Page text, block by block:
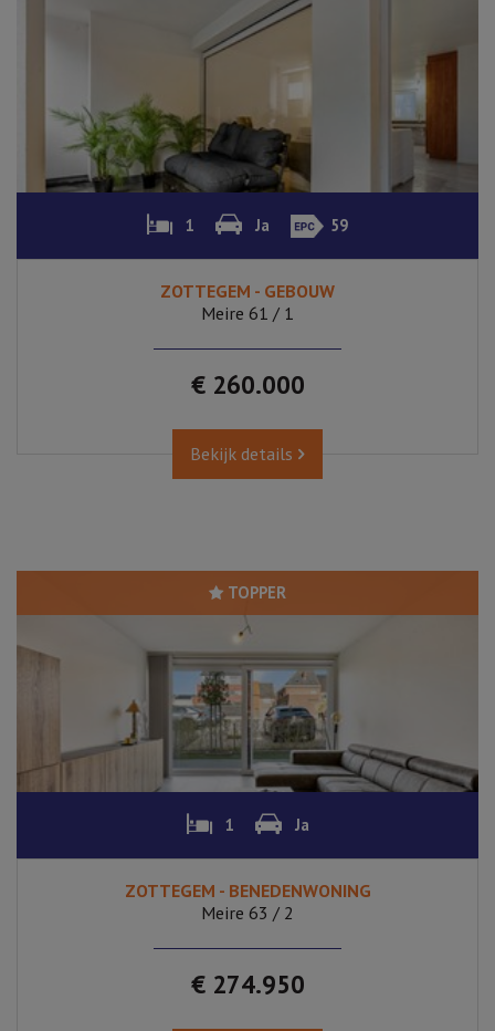
1 Ja 59
ZOTTEGEM - GEBOUW
Meire 61 / 1
€ 260.000
Bekijk details
TOPPER
1 Ja
ZOTTEGEM - BENEDENWONING
Meire 63 / 2
€ 274.950